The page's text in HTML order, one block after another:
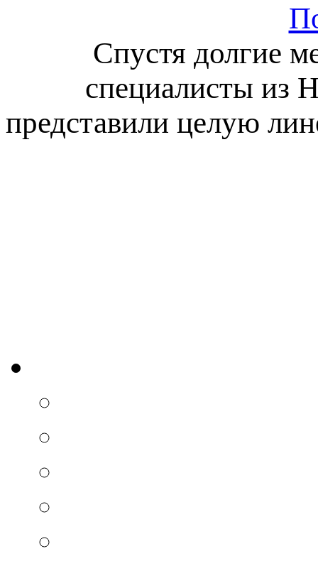
Спустя долгие
специалисты из
представили целую